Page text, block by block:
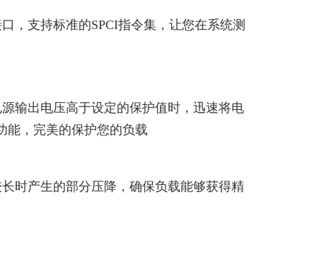
，支持标准的SPCI指令集，让您在系统测
输出电压高于设定的保护值时，迅速将电
能，完美的保护您的负载
时产生的部分压降，确保负载能够获得精